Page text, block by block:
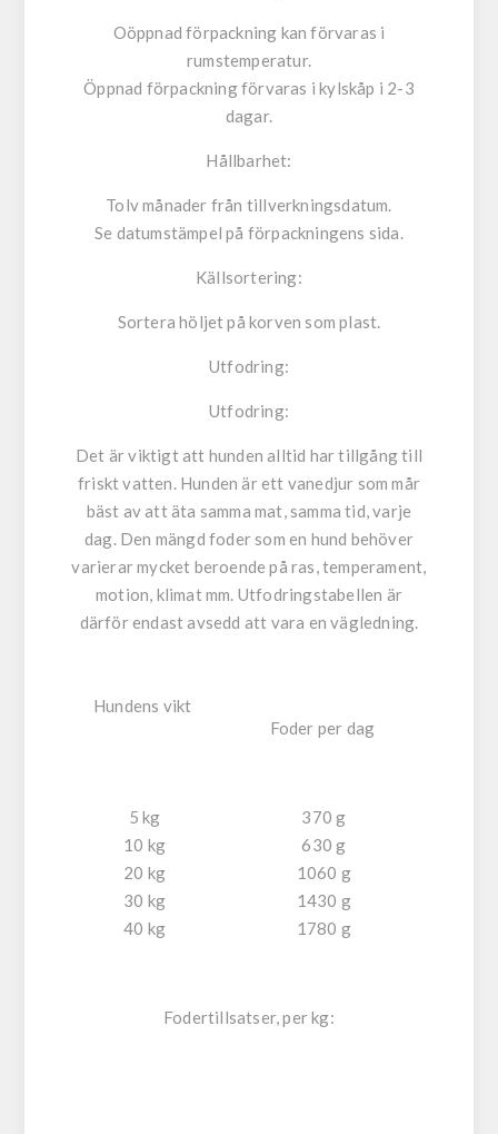
Oöppnad förpackning kan förvaras i
rumstemperatur.
Öppnad förpackning förvaras i kylskåp i 2-3
dagar.
Hållbarhet:
Tolv månader från tillverkningsdatum.
Se datumstämpel på förpackningens sida.
Källsortering:
Sortera höljet på korven som plast.
Utfodring:
Utfodring:
Det är viktigt att hunden alltid har tillgång till
friskt vatten. Hunden är ett vanedjur som mår
bäst av att äta samma mat, samma tid, varje
dag. Den mängd foder som en hund behöver
varierar mycket beroende på ras, temperament,
motion, klimat mm. Utfodringstabellen är
därför endast avsedd att vara en vägledning.
Hundens vikt
Foder per dag
5 kg
370 g
10 kg
630 g
20 kg
1060 g
30 kg
1430 g
40 kg
1780 g
Fodertillsatser, per kg: